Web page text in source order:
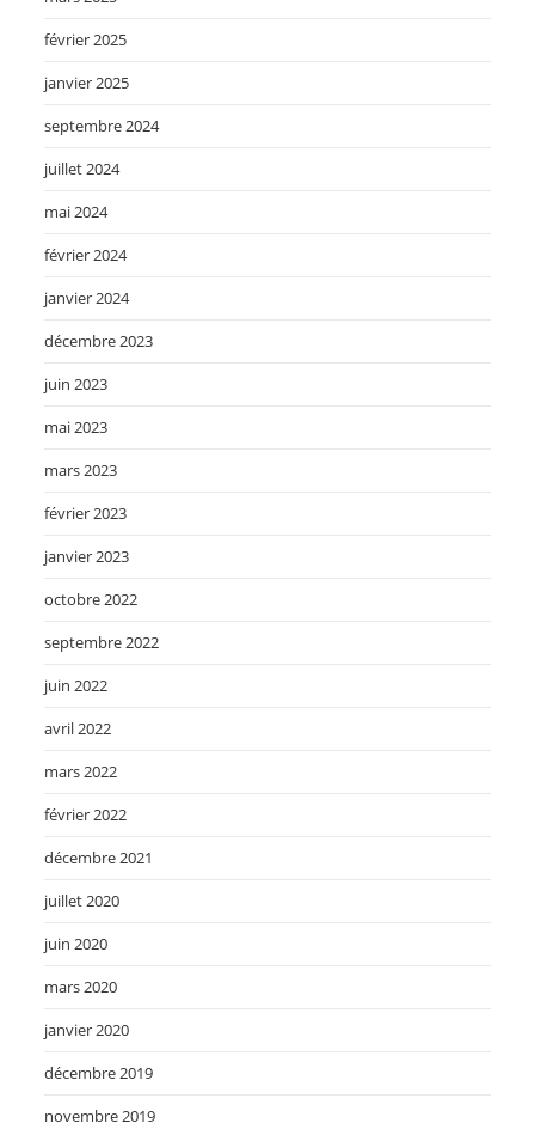
février 2025
janvier 2025
septembre 2024
juillet 2024
mai 2024
février 2024
janvier 2024
décembre 2023
juin 2023
mai 2023
mars 2023
février 2023
janvier 2023
octobre 2022
septembre 2022
juin 2022
avril 2022
mars 2022
février 2022
décembre 2021
juillet 2020
juin 2020
mars 2020
janvier 2020
décembre 2019
novembre 2019